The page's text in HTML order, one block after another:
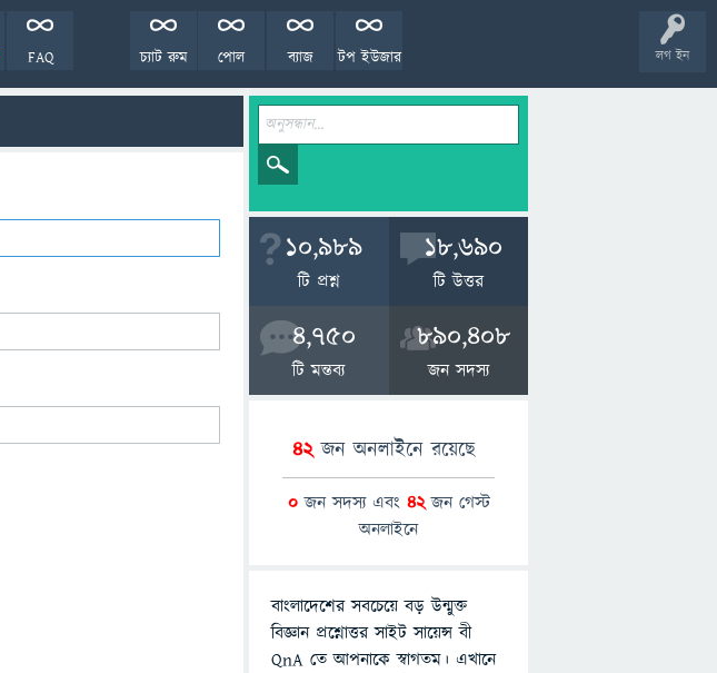
লগ ইন
FAQ টপ ইউজার
ব্যাজ
পোল
চ্যাট রুম
10,989
টি প্রশ্ন
18,690
টি উত্তর
4,750
টি মন্তব্য
890,408
জন সদস্য
42জন অনলাইনে রয়েছে
0জন সদস্য এবং 42জন গেস্ট
অনলাইনে
বাংলাদেশের সবচেয়ে বড় উন্মুক্ত
বিজ্ঞান প্রশ্নোত্তর সাইট সায়েন্স বী
QnA তে আপনাকে স্বাগতম। এখানে